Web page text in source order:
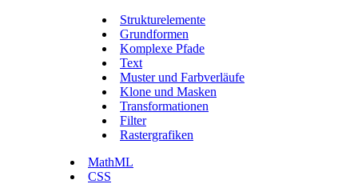
Strukturelemente
Grundformen
Komplexe Pfade
Text
Muster und Farbverläufe
Klone und Masken
Transformationen
Filter
Rastergrafiken
MathML
CSS